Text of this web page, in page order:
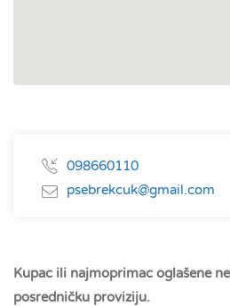
098660110
psebrekcuk@gmail.com
Kupac ili najmoprimac oglašene
posredničku proviziju.